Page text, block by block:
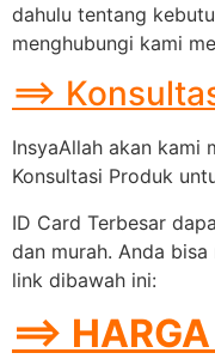
dahulu tentang
menghubungi kami
==>
InsyaAllah akan kami
Konsultasi Produk
ID Card Terbesar
dan murah. Anda
link dibawah ini:
==>